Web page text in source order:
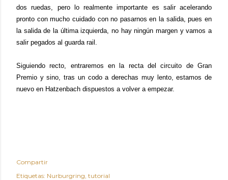
dos ruedas, pero lo realmente importante es salir acelerando
pronto con mucho cuidado con no pasarnos en la salida, pues en
la salida de la última izquierda, no hay ningún margen y vamos a
salir pegados al guarda rail.
Siguiendo recto, entraremos en la recta del circuito de Gran
Premio y sino, tras un codo a derechas muy lento, estamos de
nuevo en Hatzenbach dispuestos a volver a empezar.
Compartir
Etiquetas: Nurburgring tutorial